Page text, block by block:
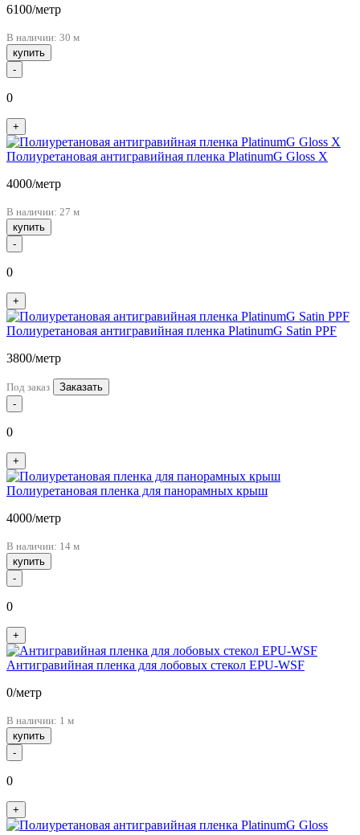
6100/метр
В наличии: 30 м
купить
-
0
+
Полиуретановая антигравийная пленка PlatinumG Gloss X
4000/метр
В наличии: 27 м
купить
-
0
+
Полиуретановая антигравийная пленка PlatinumG Satin PPF
3800/метр
Под заказ
Заказать
-
0
+
Полиуретановая пленка для панорамных крыш
4000/метр
В наличии: 14 м
купить
-
0
+
Антигравийная пленка для лобовых стекол EPU-WSF
0/метр
В наличии: 1 м
купить
-
0
+